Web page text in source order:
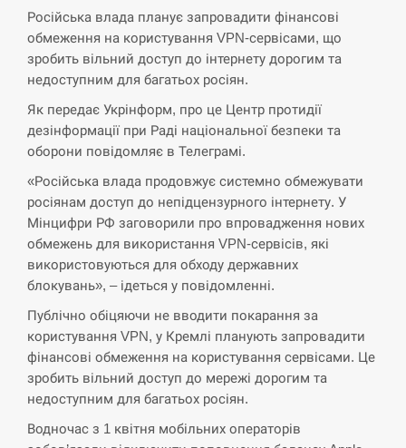
СЕРПЕНЬ
Экс-послу в США Стефанишиной вручили новое
подозрение и избирают меру…
СЕРПЕНЬ
14:40
Reuters
СЕРПЕНЬ
14:23
Поставки ракет для ПВО сократились втрое,
хотя у партнеров они…
СЕРПЕНЬ
14:10
У Румунії затоплять чотири баржі для
збільшення потоку води до…
СЕРПЕНЬ
Російська влада планує запровадити фінансові
обмеження на користування VPN-сервісами, що
зробить вільний доступ до інтернету дорогим та
недоступним для багатьох росіян.
Як передає Укрінформ, про це Центр протидії
дезінформації при Раді національної безпеки та
оборони повідомляє в Телеграмі.
«Російська влада продовжує системно обмежувати
росіянам доступ до непідцензурного інтернету. У
Мінцифри РФ заговорили про впровадження нових
обмежень для використання VPN-сервісів, які
використовуються для обходу державних
блокувань», – ідеться у повідомленні.
Публічно обіцяючи не вводити покарання за
користування VPN, у Кремлі планують запровадити
фінансові обмеження на користування сервісами. Це
зробить вільний доступ до мережі дорогим та
недоступним для багатьох росіян.
Водночас з 1 квітня мобільних операторів